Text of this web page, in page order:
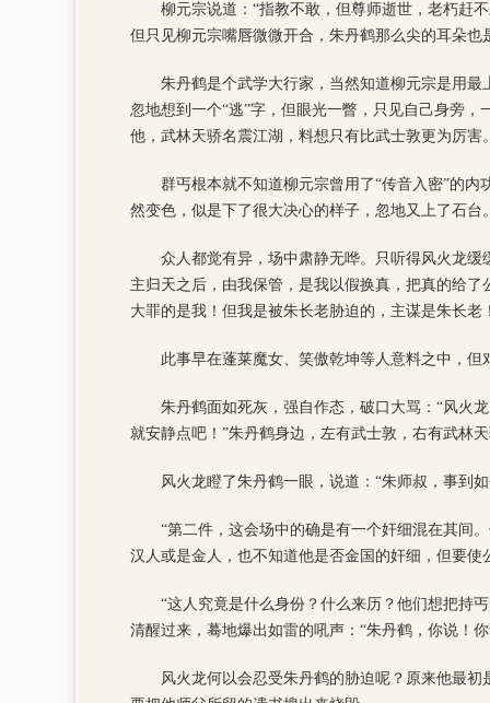
柳元宗说道：“指教不敢，但尊师逝世，老朽赶
但只见柳元宗嘴唇微微开合，朱丹鹤那么尖的耳朵也
朱丹鹤是个武学大行家，当然知道柳元宗是用
忽地想到一个“逃”字，但眼光一瞥，只见自己身旁
他，武林天骄名震江湖，料想只有比武士敦更为厉
群丐根本就不知道柳元宗曾用了“传音入密”的
然变色，似是下了很大决心的样子，忽地又上了石
众人都觉有异，场中肃静无哗。只听得风火龙
主归天之后，由我保管，是我以假换真，把真的给了
大罪的是我！但我是被朱长老胁迫的，主谋是朱长老
此事早在蓬莱魔女、笑傲乾坤等人意料之中，
朱丹鹤面如死灰，强自作态，破口大骂：“风火
就安静点吧！”朱丹鹤身边，左有武士敦，右有武林
风火龙瞪了朱丹鹤一眼，说道：“朱师叔，事到
“第二件，这会场中的确是有一个奸细混在其间
汉人或是金人，也不知道他是否金国的奸细，但要
“这人究竟是什么身份？什么来历？他们想把持
清醒过来，蓦地爆出如雷的吼声：“朱丹鹤，你说！
风火龙何以会忍受朱丹鹤的胁迫呢？原来他最